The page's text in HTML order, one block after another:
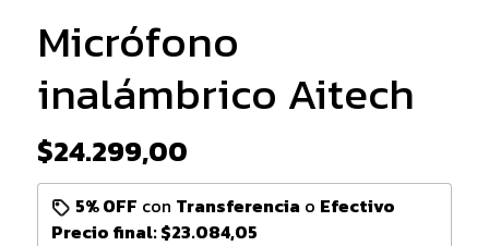
Micrófono
inalámbrico Aitech
$24.299,00
5% OFF con Transferencia o Efectivo
Precio final:$23.084,05